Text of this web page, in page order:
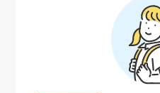
東京・中国・シンガポ
指導経験を積む。
2024年より当学院講師。
日本のインターナショナ
校、英会話スクールな
プロフィール
企業や教育機関で多くの
プロフィール
大学院修了後、幼児か
プロフィール
大学で演劇とコミュニ
より当学院講師。
任。
その後6年間、韓国・カ
2001年より当学院の教
レッスン改善のアドバイ
カナダにて英語教師経
2009年に英語教師上級資
東京・中国・シンガポ
指導経験を積む。
2024年より当学院講師。
日本のインターナショナ
校、英会話スクールな